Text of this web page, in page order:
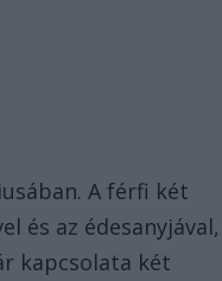
A férfi két
és az édesanyjával,
kapcsolata két